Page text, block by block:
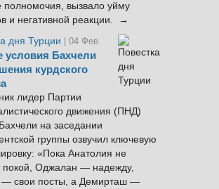
полномочия, вызвало уйму
и негативной реакции. →
дня Турции
| 04 Фев.
условия Бахчели
курдского
лидер Партии
движения (ПНД)
на заседании
группы озвучил ключевую
«Пока Анатолия не
покой, Оджалан — надежду,
свои посты, а Демирташ —